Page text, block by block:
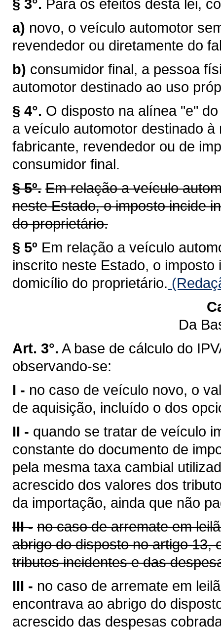
§ 3°. Para os efeitos desta lei,
a) novo, o veículo automotor
revendedor ou diretamente do
b) consumidor final, a pessoa
automotor destinado ao uso
§ 4°. O disposto na alínea "e"
a veículo automotor destinado
fabricante, revendedor ou de
consumidor final.
§ 5º. Em relação a veículo
neste Estado, o imposto incide
do proprietário.
§ 5º Em relação a veículo
inscrito neste Estado, o
domicílio do proprietário.
Da
Art. 3°. A base de cálculo do
observando-se:
I - no caso de veículo novo, o
de aquisição, incluído o dos
II - quando se tratar de veículo
constante do documento de
pela mesma taxa cambial
acrescido dos valores dos
da importação, ainda que não
III - no caso de arremate em
abrigo do disposto no artigo 13,
tributos incidentes e das
III - no caso de arremate em
encontrava ao abrigo do
acrescido das despesas